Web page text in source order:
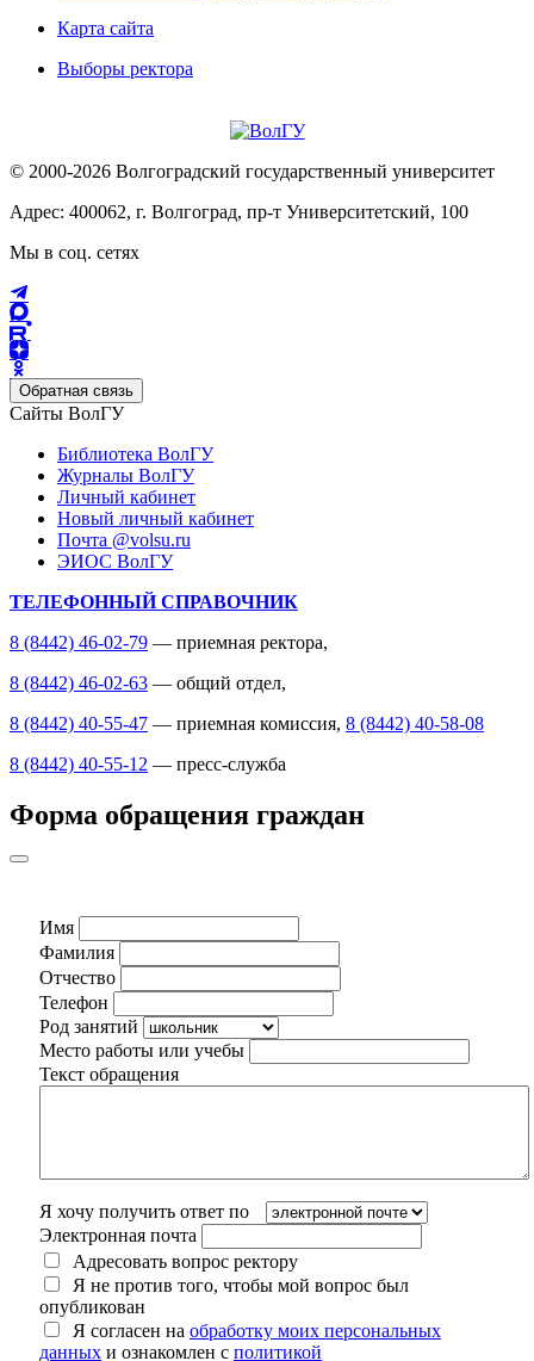
Карта сайта
Выборы ректора
© 2000-2026 Волгоградский государственный университет
Адрес: 400062, г. Волгоград, пр-т Университетский, 100
Мы в соц. сетях
Обратная связь
Сайты ВолГУ
Библиотека ВолГУ
Журналы ВолГУ
Личный кабинет
Новый личный кабинет
Почта @volsu.ru
ЭИОС ВолГУ
ТЕЛЕФОННЫЙ СПРАВОЧНИК
8 (8442) 46-02-79 — приемная ректора,
8 (8442) 46-02-63 — общий отдел,
8 (8442) 40-55-47 — приемная комиссия, 8 (8442) 40-58-08
8 (8442) 40-55-12 — пресс-служба
Форма обращения граждан
Имя
Фамилия
Отчество
Телефон
Род занятий
Место работы или учебы
Текст обращения
Я хочу получить ответ по
Электронная почта
Адресовать вопрос ректору
Я не против того, чтобы мой вопрос был
опубликован
Я согласен на обработку моих персональных
данных и ознакомлен с политикой